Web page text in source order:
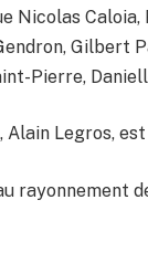
Nicolas Caloia,
Gilbert
Pierre,
Alain Legros,
rayonnement